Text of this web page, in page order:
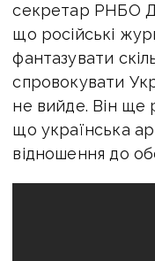
секретар РНБО
що російські
фантазувати
спровокувати
не вийде. Він ще
що українська
відношення до